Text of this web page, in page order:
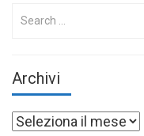
Search
Archivi
Archivi